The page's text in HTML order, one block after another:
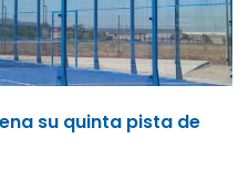
su quinta pista de